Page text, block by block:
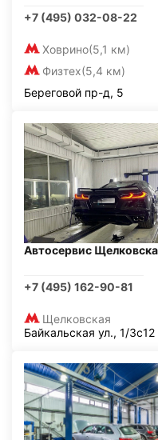
+7 (495) 032-08-22
Ховрино(5,1 км)
Физтех(5,4 км)
Береговой пр-д, 5
Автосервис
+7 (495) 162-90-81
Щелковская
Байкальская ул., 1/3с12